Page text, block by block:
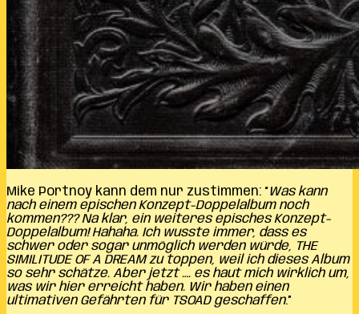
Mike Portnoy kann dem nur zustimmen: “Was kann
nach einem epischen Konzept-Doppelalbum noch
kommen??? Na klar, ein weiteres episches Konzept-
Doppelalbum! Hahaha. Ich wusste immer, dass es
schwer oder sogar unmöglich werden würde, THE
SIMILITUDE OF A DREAM zu toppen, weil ich dieses Album
so sehr schätze. Aber jetzt …. es haut mich wirklich um,
was wir hier erreicht haben. Wir haben einen
ultimativen Gefährten für TSOAD geschaffen.”